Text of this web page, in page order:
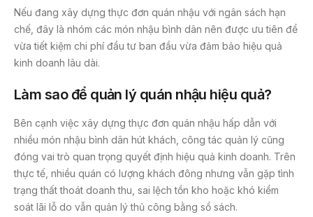
Nếu đang xây dựng thực đơn quán nhậu với ngân sách hạn
chế, đây là nhóm các món nhậu bình dân nên được ưu tiên để
vừa tiết kiệm chi phí đầu tư ban đầu vừa đảm bảo hiệu quả
kinh doanh lâu dài.
Làm sao để quản lý quán nhậu hiệu quả?
Bên cạnh việc xây dựng thực đơn quán nhậu hấp dẫn với
nhiều món nhậu bình dân hút khách, công tác quản lý cũng
đóng vai trò quan trọng quyết định hiệu quả kinh doanh. Trên
thực tế, nhiều quán có lượng khách đông nhưng vẫn gặp tình
trạng thất thoát doanh thu, sai lệch tồn kho hoặc khó kiểm
soát lãi lỗ do vẫn quản lý thủ công bằng sổ sách.